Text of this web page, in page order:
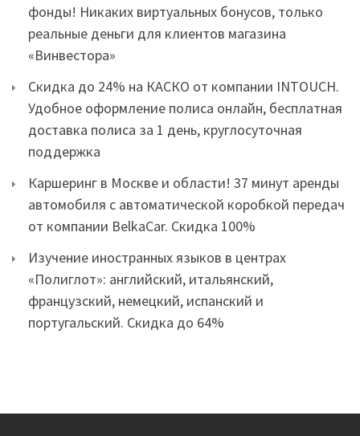
фонды! Никаких виртуальных бонусов, только
реальные деньги для клиентов магазина
«Винвестора»
Скидка до 24% на КАСКО от компании INTOUCH.
Удобное оформление полиса онлайн, бесплатная
доставка полиса за 1 день, круглосуточная
поддержка
Каршеринг в Москве и области! 37 минут аренды
автомобиля с автоматической коробкой передач
от компании BelkaCar. Скидка 100%
Изучение иностранных языков в центрах
«Полиглот»: английский, итальянский,
французский, немецкий, испанский и
португальский. Скидка до 64%